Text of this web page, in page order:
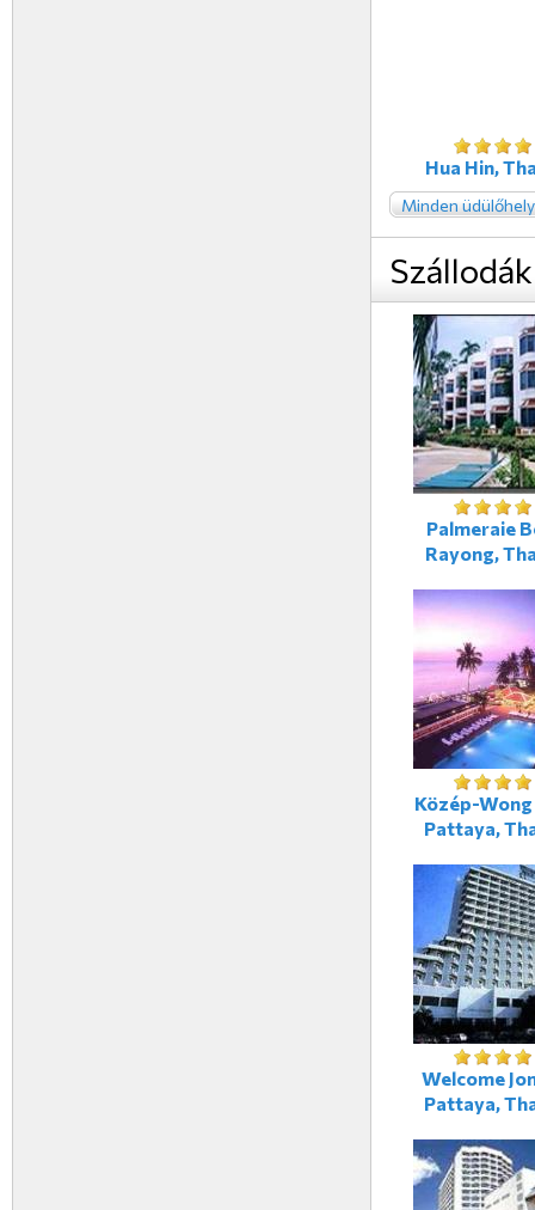
Hua Hin,
Minden üdülőhely
Szállodák
Palmeraie
Rayong,
Közép-
Pattaya,
Welcome
Pattaya,